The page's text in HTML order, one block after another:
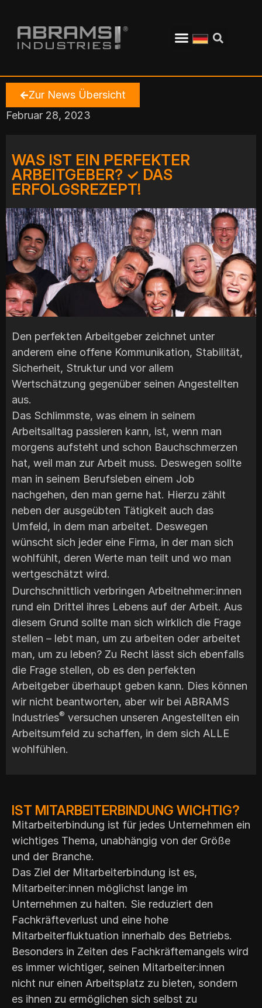
Zur News Übersicht
Februar 28, 2023
WAS IST EIN PERFEKTER
ARBEITGEBER? ✓ DAS
ERFOLGSREZEPT!
Den perfekten Arbeitgeber zeichnet unter
anderem eine offene Kommunikation, Stabilität,
Sicherheit, Struktur und vor allem
Wertschätzung gegenüber seinen Angestellten
aus.
Das Schlimmste, was einem in seinem
Arbeitsalltag passieren kann, ist, wenn man
morgens aufsteht und schon Bauchschmerzen
hat, weil man zur Arbeit muss. Deswegen sollte
man in seinem Berufsleben einem Job
nachgehen, den man gerne hat. Hierzu zählt
neben der ausgeübten Tätigkeit auch das
Umfeld, in dem man arbeitet. Deswegen
wünscht sich jeder eine Firma, in der man sich
wohlfühlt, deren Werte man teilt und wo man
wertgeschätzt wird.
Durchschnittlich verbringen Arbeitnehmer:innen
rund ein Drittel ihres Lebens auf der Arbeit. Aus
diesem Grund sollte man sich wirklich die Frage
stellen – lebt man, um zu arbeiten oder arbeitet
man, um zu leben? Zu Recht lässt sich ebenfalls
die Frage stellen, ob es den perfekten
Arbeitgeber überhaupt geben kann. Dies können
wir nicht beantworten, aber wir bei ABRAMS
Industries® versuchen unseren Angestellten ein
Arbeitsumfeld zu schaffen, in dem sich ALLE
wohlfühlen.
IST MITARBEITERBINDUNG WICHTIG?
Mitarbeiterbindung ist für jedes Unternehmen ein
wichtiges Thema, unabhängig von der Größe
und der Branche.
Das Ziel der Mitarbeiterbindung ist es,
Mitarbeiter:innen möglichst lange im
Unternehmen zu halten. Sie reduziert den
Fachkräfteverlust und eine hohe
Mitarbeiterfluktuation innerhalb des Betriebs.
Besonders in Zeiten des Fachkräftemangels wird
es immer wichtiger, seinen Mitarbeiter:innen
nicht nur einen Arbeitsplatz zu bieten, sondern
es ihnen zu ermöglichen sich selbst zu